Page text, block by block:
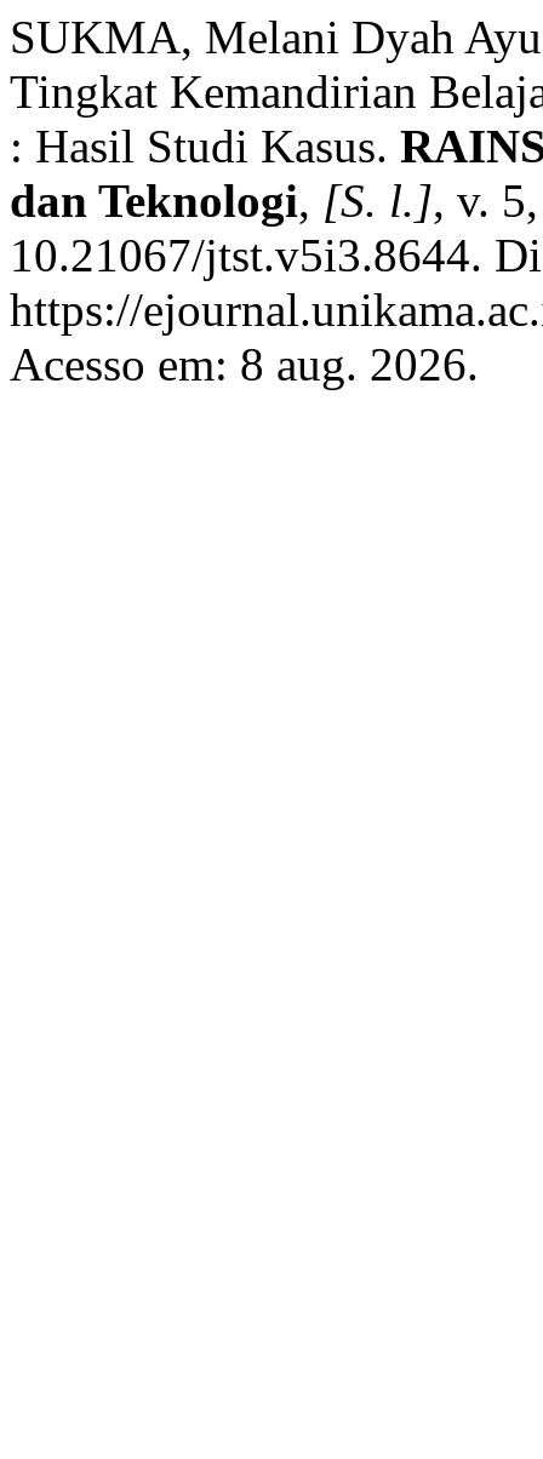
SUKMA, Melani Dyah
Tingkat Kemandirian
: Hasil Studi Kasus.
dan Teknologi, [S. l.], v.
10.21067/jtst.v5i3.8644.
https://
Acesso em: 8 aug. 2026.